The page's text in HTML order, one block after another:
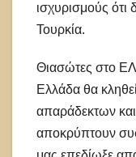
ισχυρισμούς ότι
Τουρκία.
Θιασώτες στο
Ελλάδα θα
απαράδεκτων
αποκρύπτουν